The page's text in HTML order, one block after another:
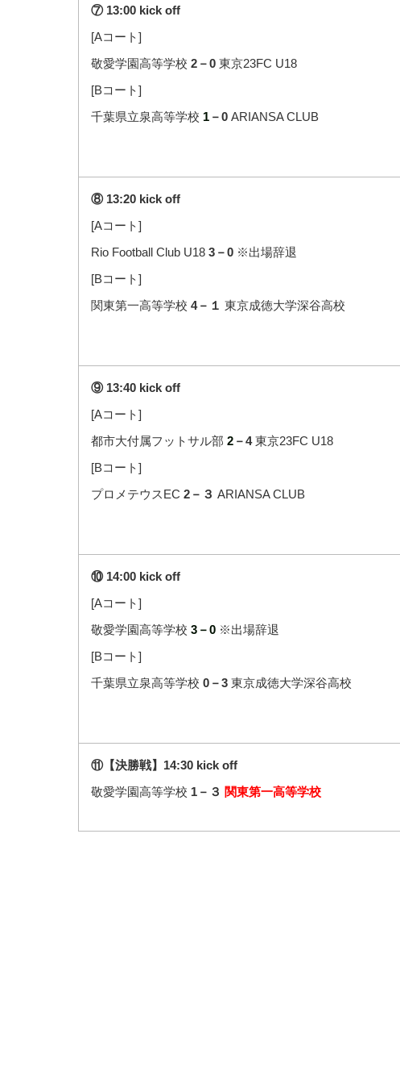
⑦ 13:00 kick off
[Aコート]
敬愛学園高等学校 2－0 東京23FC U18
[Bコート]
千葉県立泉高等学校 1 －0 ARIANSA CLUB
⑧ 13:20 kick off
[Aコート]
Rio Football Club U18 3－0 ※出場辞退
[Bコート]
関東第一高等学校 4－１ 東京成徳大学深谷高校
⑨ 13:40 kick off
[Aコート]
都市大付属フットサル部 2 －4東京23FC U18
[Bコート]
プロメテウスEC 2－３ ARIANSA CLUB
⑩ 14:00 kick off
[Aコート]
敬愛学園高等学校 3－0 ※出場辞退
[Bコート]
千葉県立泉高等学校 0－3 東京成徳大学深谷高校
⑪【決勝戦】14:30 kick off
敬愛学園高等学校 1－３ 関東第一高等学校